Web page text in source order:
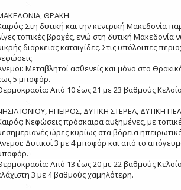
ΘΡΑΚΗ
Στη δυτική και την κεντρική Μακεδονία
τοπικές βροχές, ενώ στη δυτική
διάρκειας καταιγίδες. Στις υπόλοιπες
Μεταβλητοί ασθενείς και μόνο στο
5 μποφόρ.
Από 10 έως 21 με 23 βαθμούς
ΙΟΝΙΟΥ, ΗΠΕΙΡΟΣ, ΔΥΤΙΚΗ ΣΤΕΡΕΑ, ΔΥΤΙΚΗ
Νεφώσεις πρόσκαιρα αυξημένες, με
ώρες κυρίως στα βόρεια
Δυτικοί 3 με 4 μποφόρ και από το
Από 13 έως 20 με 22 βαθμούς
3 με 4 βαθμούς χαμηλότερη.